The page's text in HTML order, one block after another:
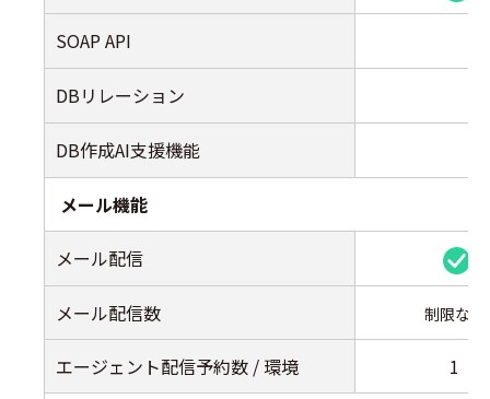
SOAP API
DBリレーション
DB作成AI支援機能
メール機能
メール配信
メール配信数 制限なし
エージェント配信予約数 / 環境 1